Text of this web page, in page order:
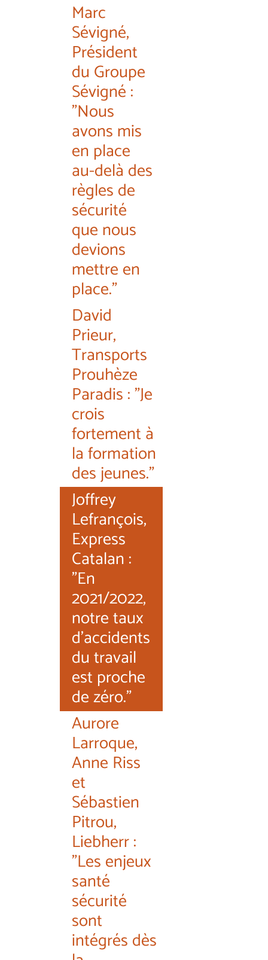
Marc
Sévigné,
Président
du Groupe
Sévigné :
"Nous
avons mis
en place
au-delà des
règles de
sécurité
que nous
devions
mettre en
place."
David
Prieur,
Transports
Prouhèze
Paradis : "Je
crois
fortement à
la formation
des jeunes."
Joffrey
Lefrançois,
Express
Catalan :
"En
2021/2022,
notre taux
d'accidents
du travail
est proche
de zéro."
Aurore
Larroque,
Anne Riss
et
Sébastien
Pitrou,
Liebherr :
"Les enjeux
santé
sécurité
sont
intégrés dès